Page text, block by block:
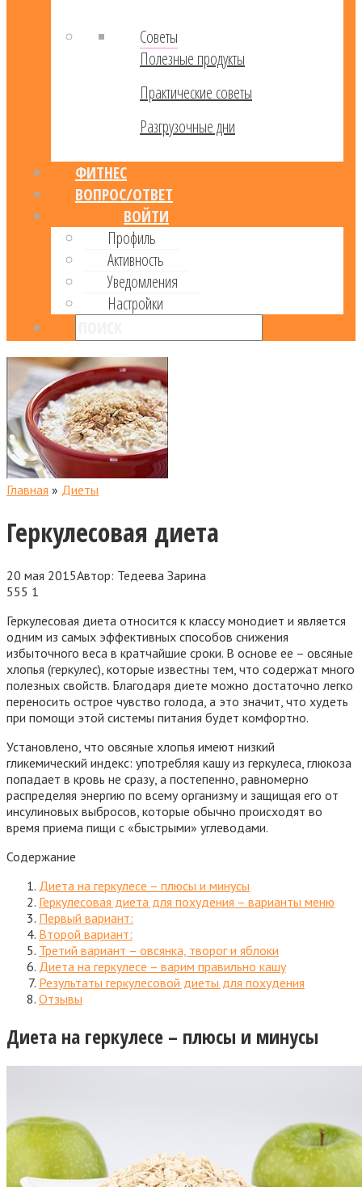
Советы
Полезные продукты
Практические советы
Разгрузочные дни
ФИТНЕС
ВОПРОС/ОТВЕТ
ВОЙТИ
Профиль
Активность
Уведомления
Настройки
Главная » Диеты
Геркулесовая диета
20 мая 2015Автор: Тедеева Зарина
555 1
Геркулесовая диета относится к классу монодиет и является
одним из самых эффективных способов снижения
избыточного веса в кратчайшие сроки. В основе ее – овсяные
хлопья (геркулес), которые известны тем, что содержат много
полезных свойств. Благодаря диете можно достаточно легко
переносить острое чувство голода , а это значит, что худеть
при помощи этой системы питания будет комфортно.
Установлено, что овсяные хлопья имеют низкий
гликемический индекс: употребляя кашу из геркулеса, глюкоза
попадает в кровь не сразу, а постепенно, равномерно
распределяя энергию по всему организму и защищая его от
инсулиновых выбросов, которые обычно происходят во
время приема пищи с «быстрыми» углеводами.
Содержание
Диета на геркулесе – плюсы и минусы
Геркулесовая диета для похудения – варианты меню
Первый вариант:
Второй вариант:
Третий вариант – овсянка, творог и яблоки
Диета на геркулесе – варим правильно кашу
Результаты геркулесовой диеты для похудения
Отзывы
Диета на геркулесе – плюсы и минусы